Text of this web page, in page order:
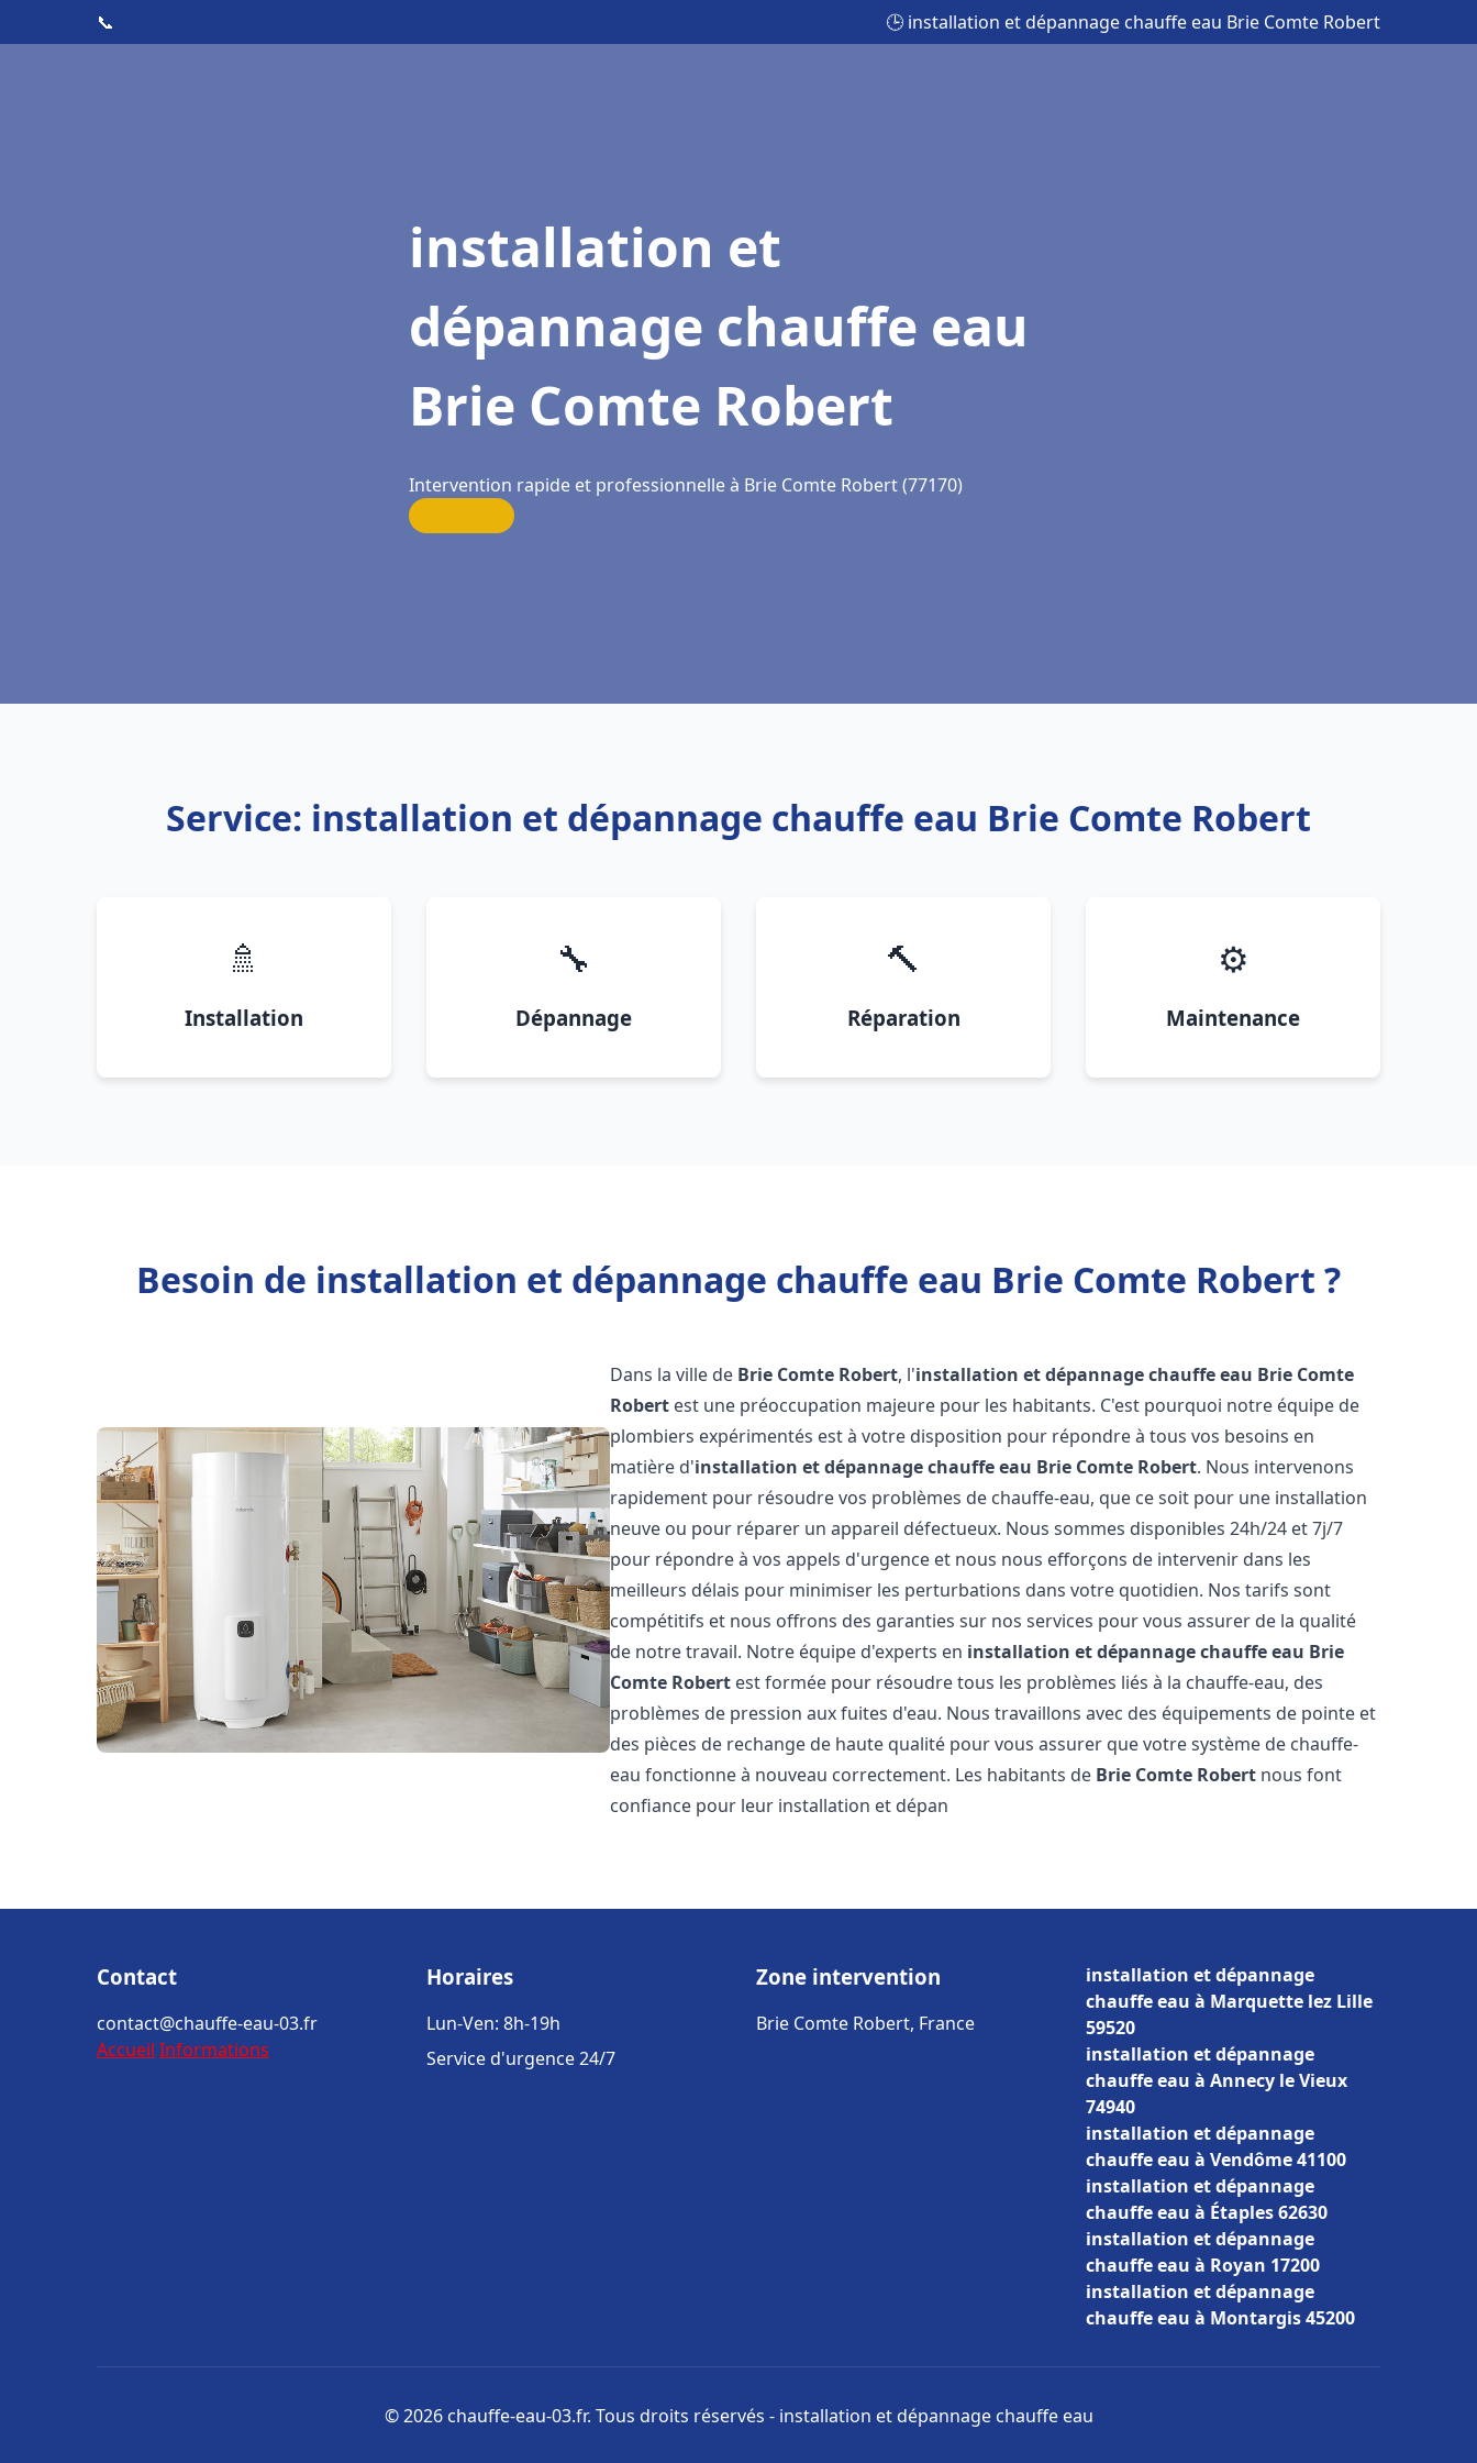
📞 🕒 installation et dépannage chauffe eau Brie Comte Robert
installation et
dépannage chauffe eau
Brie Comte Robert
Intervention rapide et professionnelle à Brie Comte Robert (77170)
Service: installation et dépannage chauffe eau Brie Comte Robert
🚿
Installation
🔧
Dépannage
🔨
Réparation
⚙️
Maintenance
Besoin de installation et dépannage chauffe eau Brie Comte Robert ?
Dans la ville de Brie Comte Robert, l'installation et dépannage chauffe eau Brie Comte
Robert est une préoccupation majeure pour les habitants. C'est pourquoi notre équipe de
plombiers expérimentés est à votre disposition pour répondre à tous vos besoins en
matière d'installation et dépannage chauffe eau Brie Comte Robert. Nous intervenons
rapidement pour résoudre vos problèmes de chauffe-eau, que ce soit pour une installation
neuve ou pour réparer un appareil défectueux. Nous sommes disponibles 24h/24 et 7j/7
pour répondre à vos appels d'urgence et nous nous efforçons de intervenir dans les
meilleurs délais pour minimiser les perturbations dans votre quotidien. Nos tarifs sont
compétitifs et nous offrons des garanties sur nos services pour vous assurer de la qualité
de notre travail. Notre équipe d'experts en installation et dépannage chauffe eau Brie
Comte Robert est formée pour résoudre tous les problèmes liés à la chauffe-eau, des
problèmes de pression aux fuites d'eau. Nous travaillons avec des équipements de pointe et
des pièces de rechange de haute qualité pour vous assurer que votre système de chauffe-
eau fonctionne à nouveau correctement. Les habitants de Brie Comte Robert nous font
confiance pour leur installation et dépan
Contact
contact@chauffe-eau-03.fr
Accueil Informations
Horaires
Lun-Ven: 8h-19h
Service d'urgence 24/7
Zone intervention
Brie Comte Robert, France
installation et dépannage
chauffe eau à Marquette lez Lille
59520
installation et dépannage
chauffe eau à Annecy le Vieux
74940
installation et dépannage
chauffe eau à Vendôme 41100
installation et dépannage
chauffe eau à Étaples 62630
installation et dépannage
chauffe eau à Royan 17200
installation et dépannage
chauffe eau à Montargis 45200
© 2026 chauffe-eau-03.fr. Tous droits réservés - installation et dépannage chauffe eau